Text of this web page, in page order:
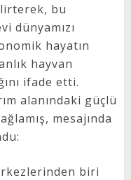
bu
dünyamızı
hayatın
hayvan
ifade etti.
alanındaki güçlü
mesajında
biri